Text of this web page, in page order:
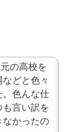
の高校を
どと色々
。色んな仕
言い訳を
なかったの